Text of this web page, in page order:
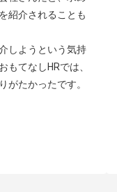
紹介されることも
しようという気持
もてなしHRでは、
がたかったです。